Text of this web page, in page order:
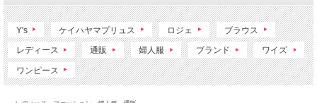
Y's ケイハヤマプリュス ロジェ ブラウス
レディース 通販 婦人服 ブランド ワイズ
ワンピース